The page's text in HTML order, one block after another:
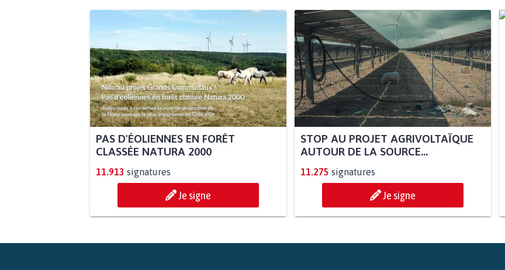
PAS D'ÉOLIENNES EN FORÊT
CLASSÉE NATURA 2000
11.913 signatures
Je signe
STOP AU PROJET AGRIVOLTAÏQUE
AUTOUR DE LA SOURCE...
11.275 signatures
Je signe